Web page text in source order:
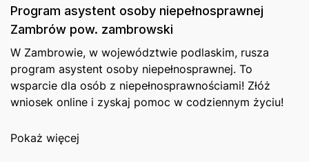
Program asystent osoby niepełnosprawnej
Zambrów pow. zambrowski
W Zambrowie, w województwie podlaskim, rusza
program asystent osoby niepełnosprawnej. To
wsparcie dla osób z niepełnosprawnościami! Złóż
wniosek online i zyskaj pomoc w codziennym życiu!
Pokaż więcej